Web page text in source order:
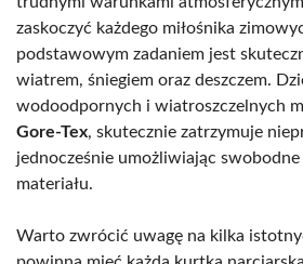
zaskoczyć każdego miłośnika
podstawowym zadaniem jest
wiatrem, śniegiem oraz deszczem.
wodoodpornych i wiatroszczelnych
Gore-Tex, skutecznie zatrzymuje
jednocześnie umożliwiając
materiału.
Warto zwrócić uwagę na kilka